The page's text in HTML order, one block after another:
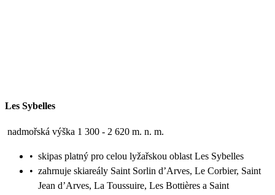
Les Sybelles
nadmořská výška 1 300 - 2 620 m. n. m.
• skipas platný pro celou lyžařskou oblast Les Sybelles
• zahrnuje skiareály Saint Sorlin d’Arves, Le Corbier, Saint
Jean d’Arves, La Toussuire, Les Bottières a Saint